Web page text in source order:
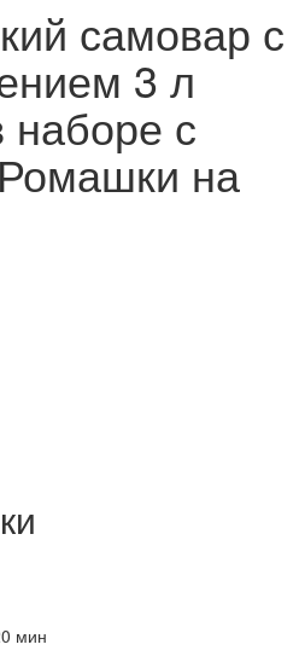
самовар с
3 л
с
на
мин